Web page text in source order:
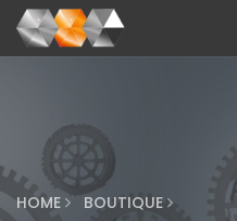
HOME BOUTIQUE